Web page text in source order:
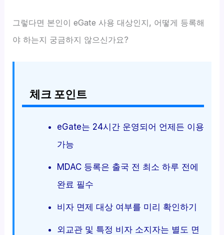
그렇다면 본인이 eGate 사용 대상인지, 어떻게 등록해
야 하는지 궁금하지 않으신가요?
체크 포인트
eGate는 24시간 운영되어 언제든 이용
가능
MDAC 등록은 출국 전 최소 하루 전에
완료 필수
비자 면제 대상 여부를 미리 확인하기
외교관 및 특정 비자 소지자는 별도 면